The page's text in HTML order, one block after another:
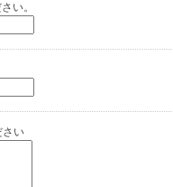
い。
さい